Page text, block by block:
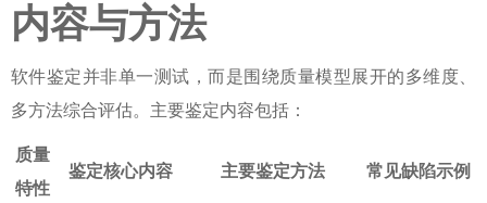
内容与方法
软件鉴定并非单一测试，而是围绕质量模型展开的多维度、
多方法综合评估。主要鉴定内容包括：
质量
特性
鉴定核心内容 主要鉴定方法 常见缺陷示例